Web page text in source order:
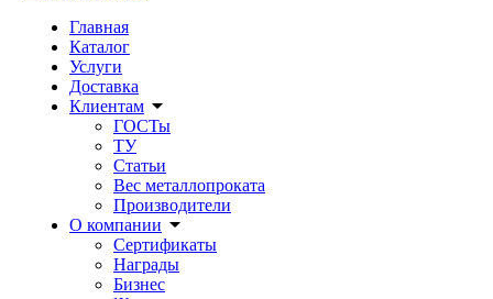
Главная
Каталог
Услуги
Доставка
Клиентам
ГОСТы
ТУ
Статьи
Вес металлопроката
Производители
О компании
Сертификаты
Награды
Бизнес